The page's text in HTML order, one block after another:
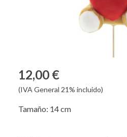
12,00 €
(IVA General 21% incluido)
Tamaño: 14 cm